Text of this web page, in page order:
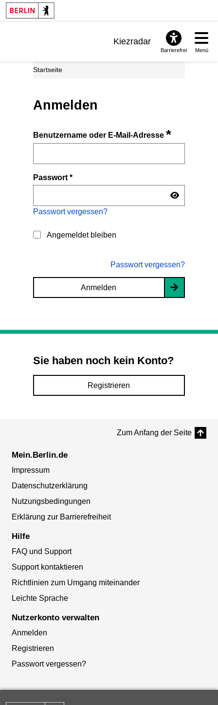
Kiezradar
Barrierefrei Menü
Startseite
Anmelden
Benutzername oder E-Mail-Adresse*
Passwort*
Passwort vergessen?
Angemeldet bleiben
Passwort vergessen?
Anmelden
Sie haben noch kein Konto?
Registrieren
Zum Anfang der Seite
Mein.Berlin.de
Impressum
Datenschutzerklärung
Nutzungsbedingungen
Erklärung zur Barrierefreiheit
Hilfe
FAQ und Support
Support kontaktieren
Richtlinien zum Umgang miteinander
Leichte Sprache
Nutzerkonto verwalten
Anmelden
Registrieren
Passwort vergessen?